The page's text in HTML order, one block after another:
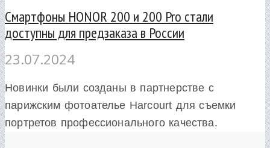
Смартфоны HONOR 200 и 200 Pro стали
доступны для предзаказа в России
23.07.2024
Новинки были созданы в партнерстве с
парижским фотоателье Harcourt для съемки
портретов профессионального качества.